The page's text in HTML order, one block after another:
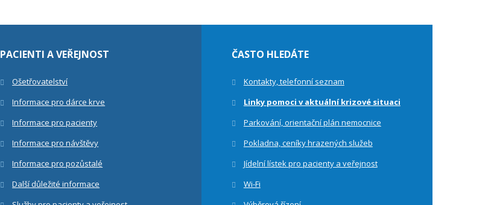
PACIENTI A VEŘEJNOST
Ošetřovatelství
Informace pro dárce krve
Informace pro pacienty
Informace pro návštěvy
Informace pro pozůstalé
Další důležité informace
ČASTO HLEDÁTE
Kontakty, telefonní seznam
Linky pomoci v aktuální krizové situaci
Parkování, orientační plán nemocnice
Pokladna, ceníky hrazených služeb
Jídelní lístek pro pacienty a veřejnost
Wi-Fi